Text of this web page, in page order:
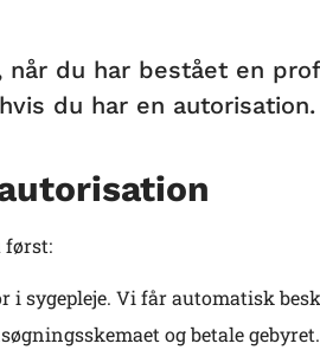
når du har bestået en
du har en autorisation.
først:
i sygepleje. Vi får automatisk
og betale gebyret.